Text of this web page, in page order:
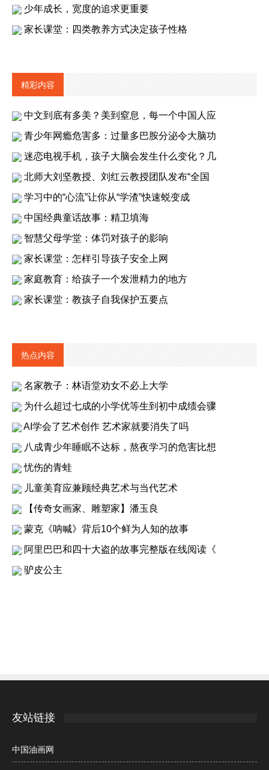
少年成长，宽度的追求更重要
家长课堂：四类教养方式决定孩子性格
精彩内容
中文到底有多美？美到窒息，每一个中国人应
青少年网瘾危害多：过量多巴胺分泌令大脑功
迷恋电视手机，孩子大脑会发生什么变化？几
北师大刘坚教授、刘红云教授团队发布“全国
学习中的“心流”让你从“学渣”快速蜕变成
中国经典童话故事：精卫填海
智慧父母学堂：体罚对孩子的影响
家长课堂：怎样引导孩子安全上网
家庭教育：给孩子一个发泄精力的地方
家长课堂：教孩子自我保护五要点
热点内容
名家教子：林语堂劝女不必上大学
为什么超过七成的小学优等生到初中成绩会骤
AI学会了艺术创作 艺术家就要消失了吗
八成青少年睡眠不达标，熬夜学习的危害比想
忧伤的青蛙
儿童美育应兼顾经典艺术与当代艺术
【传奇女画家、雕塑家】潘玉良
蒙克《呐喊》背后10个鲜为人知的故事
阿里巴巴和四十大盗的故事完整版在线阅读《
驴皮公主
友站链接
中国油画网